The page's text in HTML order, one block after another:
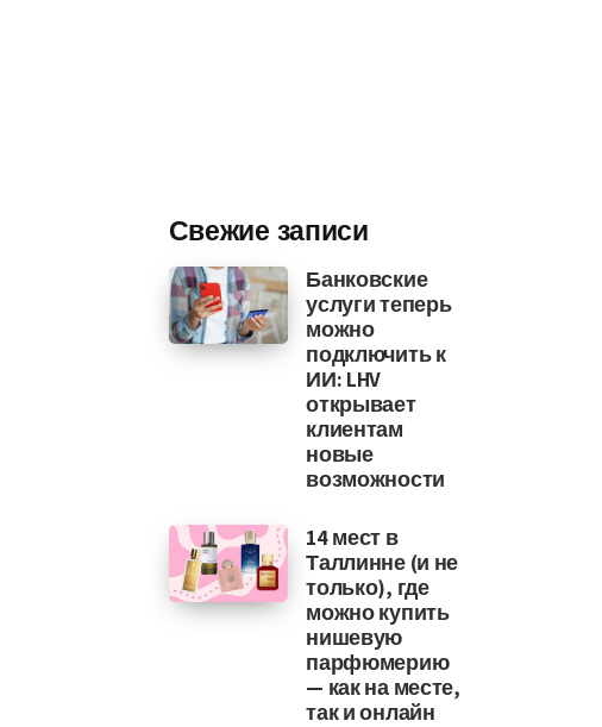
Свежие записи
Банковские
услуги теперь
можно
подключить к
ИИ: LHV
открывает
клиентам
новые
возможности
14 мест в
Таллинне (и не
только), где
можно купить
нишевую
парфюмерию
— как на месте,
так и онлайн